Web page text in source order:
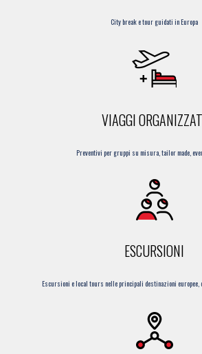
City break e tour guidati in Europa
VIAGGI
Preventivi per gruppi su misura, tailor made,
ESCURSIONI
Escursioni e local tours nelle principali destinazioni europee,